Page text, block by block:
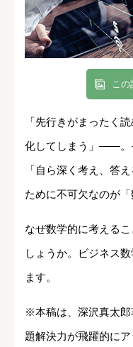
この
「先行きがまったく
化してしまう」――。
「自ら深く考え、答
ために不可欠なのが「
なぜ数学的に考える
しょうか。ビジネス
ます。
※本稿は、深沢真太郎
題解決力が飛躍的に